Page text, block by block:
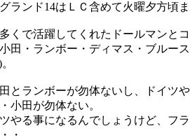
ランド14はＬＣ含めて火曜夕方頃
くで活躍してくれたドールマンと
田・ランボー・ディマス・ブルー
とランボーが勿体ないし、ドイツ
小田が勿体ない。
やる事になるんでしょうけど、フ
・